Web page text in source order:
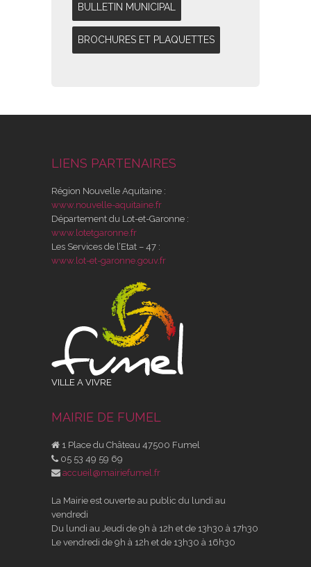
BULLETIN MUNICIPAL
BROCHURES ET PLAQUETTES
LIENS PARTENAIRES
Région Nouvelle Aquitaine :
www.nouvelle-aquitaine.fr
Département du Lot-et-Garonne :
www.lotetgaronne.fr
Les Services de l’Etat – 47 :
www.lot-et-garonne.gouv.fr
VILLE A VIVRE
MAIRIE DE FUMEL
1 Place du Château 47500 Fumel
05 53 49 59 69
accueil@mairiefumel.fr
La Mairie est ouverte au public du lundi au
vendredi
Du lundi au Jeudi de 9h à 12h et de 13h30 à 17h30
Le vendredi de 9h à 12h et de 13h30 à 16h30